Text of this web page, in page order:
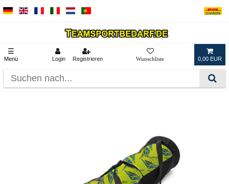
☰
Menü Login Registrieren 0,00 EUR